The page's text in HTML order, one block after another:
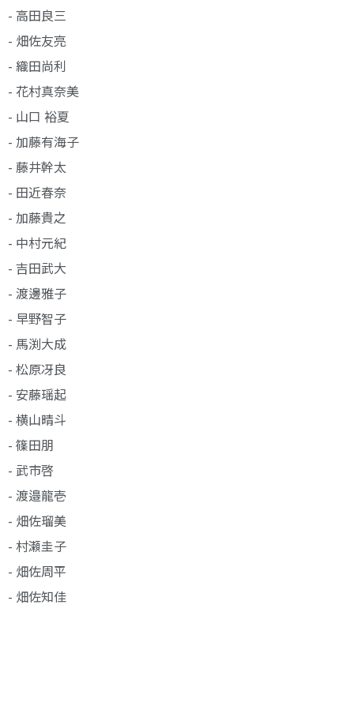
- 高田良三
- 畑佐友亮
- 織田尚利
- 花村真奈美
- 山口 裕夏
- 加藤有海子
- 藤井幹太
- 田近春奈
- 加藤貴之
- 中村元紀
- 吉田武大
- 渡邊雅子
- 早野智子
- 馬渕大成
- 松原冴良
- 安藤瑶起
- 横山晴斗
- 篠田朋
- 武市啓
- 渡邉龍壱
- 畑佐瑠美
- 村瀬圭子
- 畑佐周平
- 畑佐知佳